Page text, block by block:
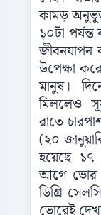
কামড়
১০টা
জীবনযাপন
উপেক্ষা
মানুষ।
মিললেও
রাতে
(২০
হয়েছে ১৭
আগে ভোর
ডিগ্রি